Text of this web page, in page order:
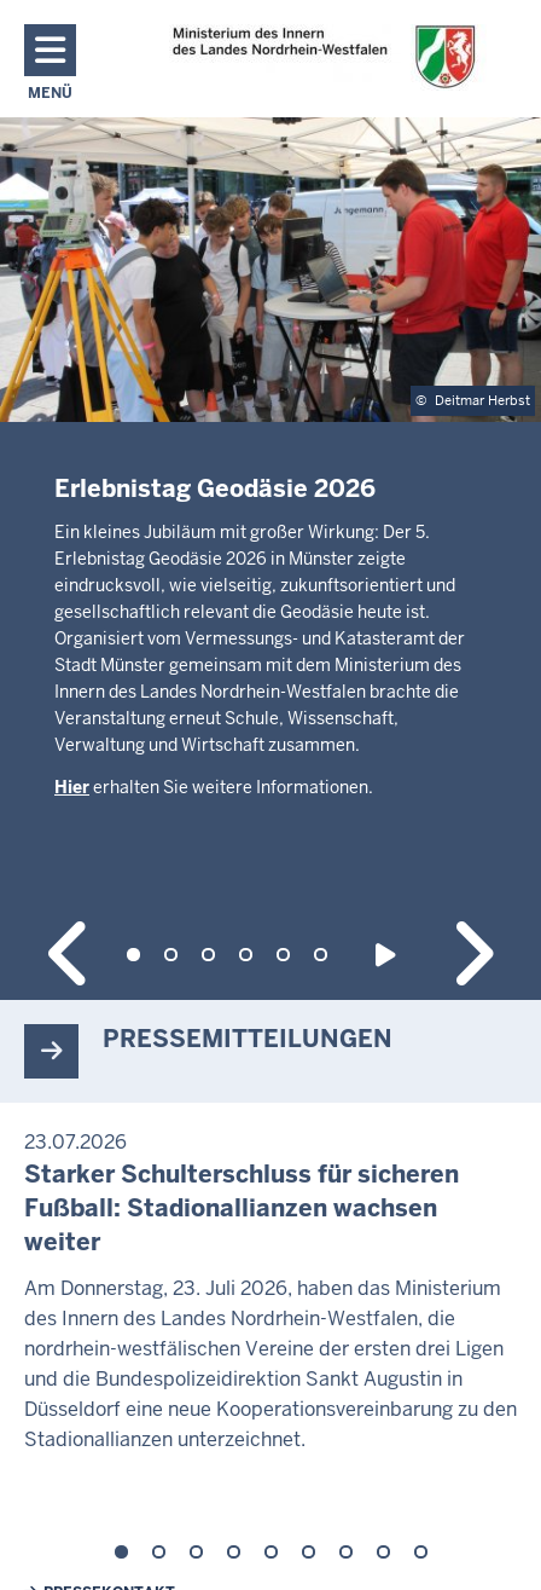
Direkt zum Inhalt
MENÜ
NAVIGATION AKTIVIEREN/DEAKTIVIEREN: MAIN MENU
© Deitmar Herbst
Erlebnistag Geodäsie 2026
Ein kleines Jubiläum mit großer Wirkung: Der 5.
Erlebnistag Geodäsie 2026 in Münster zeigte
eindrucksvoll, wie vielseitig, zukunftsorientiert und
gesellschaftlich relevant die Geodäsie heute ist.
Organisiert vom Vermessungs- und Katasteramt der
Stadt Münster gemeinsam mit dem Ministerium des
Innern des Landes Nordrhein-Westfalen brachte die
Veranstaltung erneut Schule, Wissenschaft,
Verwaltung und Wirtschaft zusammen.
Hiererhalten Sie weitere Informationen.
PRESSEMITTEILUNGEN
23.07.2026
Starker Schulterschluss für sicheren
Fußball: Stadionallianzen wachsen
weiter
Am Donnerstag, 23. Juli 2026, haben das Ministerium
des Innern des Landes Nordrhein-Westfalen, die
nordrhein-westfälischen Vereine der ersten drei Ligen
und die Bundespolizeidirektion Sankt Augustin in
Düsseldorf eine neue Kooperationsvereinbarung zu den
Stadionallianzen unterzeichnet.